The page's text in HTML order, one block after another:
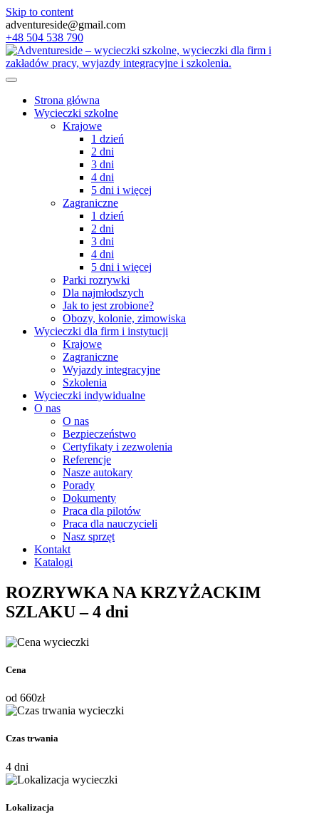
Skip to content
adventureside@gmail.com
+48 504 538 790
Strona główna
Wycieczki szkolne
Krajowe
1 dzień
2 dni
3 dni
4 dni
5 dni i więcej
Zagraniczne
1 dzień
2 dni
3 dni
4 dni
5 dni i więcej
Parki rozrywki
Dla najmłodszych
Jak to jest zrobione?
Obozy, kolonie, zimowiska
Wycieczki dla firm i instytucji
Krajowe
Zagraniczne
Wyjazdy integracyjne
Szkolenia
Wycieczki indywidualne
O nas
O nas
Bezpieczeństwo
Certyfikaty i zezwolenia
Referencje
Nasze autokary
Porady
Dokumenty
Praca dla pilotów
Praca dla nauczycieli
Nasz sprzęt
Kontakt
Katalogi
ROZRYWKA NA KRZYŻACKIM
SZLAKU – 4 dni
Cena
od 660zł
Czas trwania
4 dni
Lokalizacja